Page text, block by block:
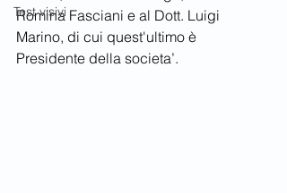
Test visivi
Romina Fasciani e al Dott. Luigi
Marino, di cui quest'ultimo è
Presidente della societa’.